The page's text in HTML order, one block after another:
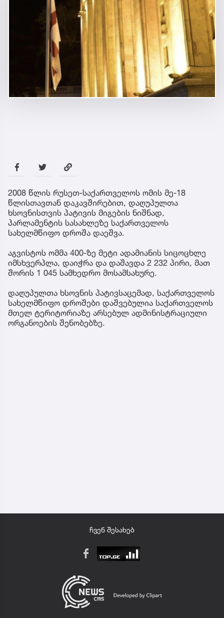
2008 წლის რუსეთ-საქართველოს ომის მე-18
წლისთავთან დაკავშირებით, დაღუპულთა
ხსოვნისთვის პატივის მიგების ნიშნად,
პარლამენტის სასახლეზე საქართველოს
სახელმწიფო დროშა დაეშვა.
აგვისტოს ომმა 400-ზე მეტი ადამიანის სიცოცხლე
იმსხვერპლა, დაიჭრა და დაშავდა 2 232 პირი, მათ
შორის 1 045 სამხედრო მოსამსახურე.
დაღუპულთა ხსოვნის პატივსაცემად, საქართველოს
სახელმწიფო დროშები დაშვებულია საქართველოს
მთელ ტერიტორიაზე არსებულ ადმინისტრაციული
ორგანოების შენობებზე.
ჩვენ შესახებ